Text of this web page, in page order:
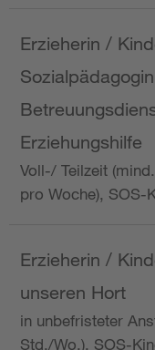
Erzieherin /
Erziehungshilfe
Voll-/ Teilzeit
pro Woche), SOS-
Erzieherin /
unseren Hort
in unbefristeter
Std./Wo.), SOS-